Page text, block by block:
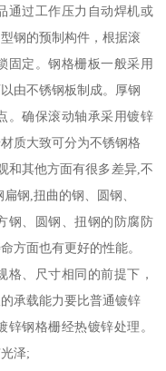
通过工作压力自动焊机或
钢的预制构件，根据滚
固定。钢格栅板一般采用
由不锈钢板制成。厚钢
。确保滚动轴承采用镀锌
质大致可分为不锈钢格
和其他方面有很多差异,不
钢,扭曲的钢、圆钢、
钢、圆钢、扭钢的防腐防
方面也有更好的性能。
、尺寸相同的前提下，
承载能力要比普通镀锌
钢格栅经热镀锌处理。
泽;